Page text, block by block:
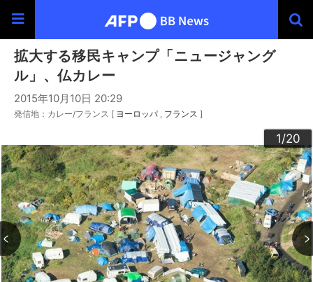
拡大する移民キャンプ「ニュージャング
ル」、仏カレー
2015年10月10日 20:29
発信地：カレー/フランス [ ヨーロッパ フランス ]
1/20
2/20
3/20
4/20
5/20
6/20
7/20
8/20
9/20
10/20
11/20
12/20
13/20
14/20
15/20
16/20
17/20
18/20
19/20
20/20